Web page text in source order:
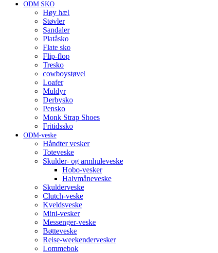
ODM SKO
Høy hæl
Støvler
Sandaler
Platåsko
Flate sko
Flip-flop
Tresko
cowboystøvel
Loafer
Muldyr
Derbysko
Pensko
Monk Strap Shoes
Fritidssko
ODM-veske
Håndter vesker
Toteveske
Skulder- og armhuleveske
Hobo-vesker
Halvmåneveske
Skulderveske
Clutch-veske
Kveldsveske
Mini-vesker
Messenger-veske
Bøtteveske
Reise-weekendervesker
Lommebok